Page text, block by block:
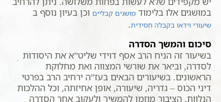
במושגים אלו בלימוד מושגים קבליים וכן בעיון נוסף ב
שיעורי וידאו בקבלה חסידית.
סיכום והמשך הסדרה
בשיעור זה הניח הרב אסף דוידי שליט”א את היסודות
לסדרה, וביאר את שורשי המצווה ואת מחלוקת
הראשונים. בשיעורים הבאים בעז”ה ירחיב הרב בפרטי
דיני הכוס – גדריה, שיעורה, אופן אחיזתה, וכל ההלכות
הנלוות. הציבור מוזמן להמשיך ולעקוב אחר הסדרה